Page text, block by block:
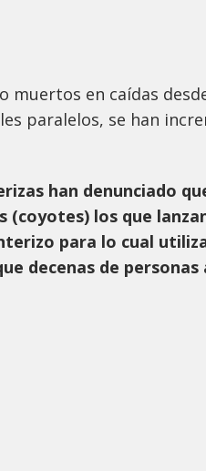
muertos en caídas
paralelos, se han
han denunciado
los que
para lo cual
decenas de